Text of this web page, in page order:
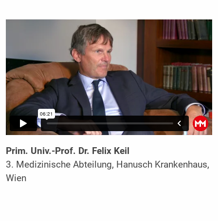
Prim. Univ.-Prof. Dr. Felix Keil
3. Medizinische Abteilung, Hanusch Krankenhaus,
Wien